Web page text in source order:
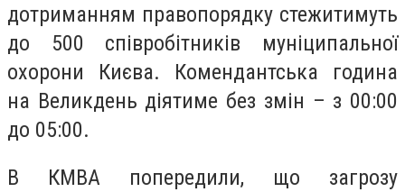
дотриманням правопорядку стежитимуть
до 500 співробітників муніципальної
охорони Києва. Комендантська година
на Великдень діятиме без змін – з 00:00
до 05:00.
В КМВА попередили, що загрозу